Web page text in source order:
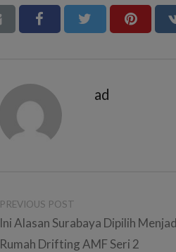
ad
PREVIOUS POST
Ini Alasan Surabaya Dipilih
Rumah Drifting AMF Seri 2